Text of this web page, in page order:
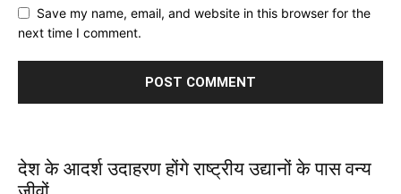
Save my name, email, and website in this browser for the
next time I comment.
देश के आदर्श उदाहरण होंगे राष्ट्रीय उद्यानों के पास वन्य